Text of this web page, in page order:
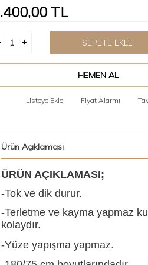
TL
SEPETE EKLE
HEMEN AL
Listeye Ekle Fiyat Alarmı
Ürün Açıklaması
ÜRÜN AÇIKLAMASI;
-Tok ve dik durur.
-Terletme ve kayma yapmaz
kolaydır.
-Yüze yapışma yapmaz.